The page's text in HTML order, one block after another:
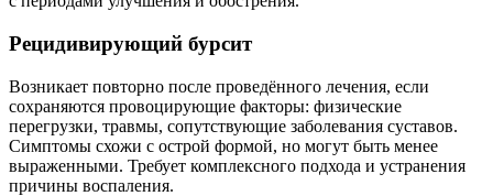
Рецидивирующий бурсит
Возникает повторно после проведённого лечения, если
сохраняются провоцирующие факторы: физические
перегрузки, травмы, сопутствующие заболевания суставов.
Симптомы схожи с острой формой, но могут быть менее
выраженными. Требует комплексного подхода и устранения
причины воспаления.